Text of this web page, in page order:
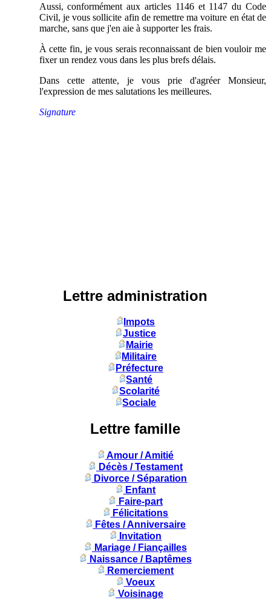
Aussi, conformément aux articles 1146 et 1147 du Code
Civil, je vous sollicite afin de remettre ma voiture en état de
marche, sans que j'en aie à supporter les frais.
À cette fin, je vous serais reconnaissant de bien vouloir me
fixer un rendez vous dans les plus brefs délais.
Dans cette attente, je vous prie d'agréer Monsieur,
l'expression de mes salutations les meilleures.
Signature
Lettre administration
Impots
Justice
Mairie
Militaire
Préfecture
Santé
Scolarité
Sociale
Lettre famille
Amour / Amitié
Décès / Testament
Divorce / Séparation
Enfant
Faire-part
Félicitations
Fêtes / Anniversaire
Invitation
Mariage / Fiançailles
Naissance / Baptêmes
Remerciement
Voeux
Voisinage